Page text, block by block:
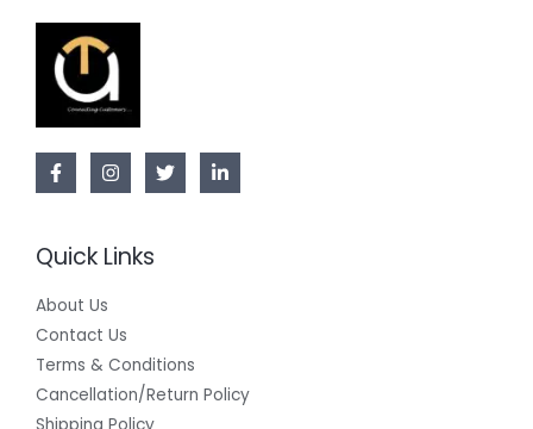
Quick Links
About Us
Contact Us
Terms & Conditions
Cancellation/Return Policy